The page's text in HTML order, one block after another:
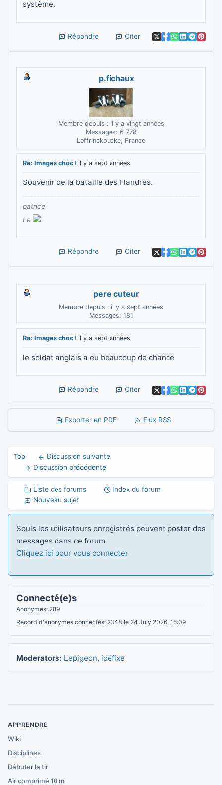
système.
Répondre Citer
p.fichaux
Membre depuis : il y a vingt années
Messages: 6 778
Leffrinckoucke, France
Re: Images choc ! il y a sept années
Souvenir de la bataille des Flandres.
patrice
Le
Répondre Citer
pere cuteur
Membre depuis : il y a sept années
Messages: 181
Re: Images choc ! il y a sept années
le soldat anglais a eu beaucoup de chance
Répondre Citer
Exporter en PDF Flux RSS
Top
Discussion suivante
Discussion précédente
Liste des forums
Index du forum
Nouveau sujet
Seuls les utilisateurs enregistrés peuvent poster des
messages dans ce forum.
Cliquez ici pour vous connecter
Connecté(e)s
Anonymes: 289
Record d'anonymes connectés: 2348 le 24 July 2026, 15:09
Moderators: Lepigeon, idéfixe
APPRENDRE
Wiki
Disciplines
Débuter le tir
Air comprimé 10 m